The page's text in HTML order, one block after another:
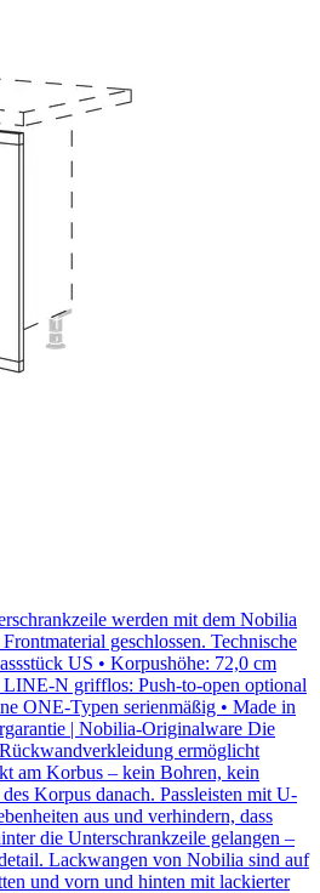
werden mit dem Nobilia
geschlossen. Technische
US • Korpushöhe: 72,0 cm
LINE-N grifflos: Push-to-open optional
ONE-Typen serienmäßig • Made in
| Nobilia-Originalware Die
ermöglicht
am Korbus – kein Bohren, kein
Korpus danach. Passleisten mit U-
aus und verhindern, dass
die Unterschrankzeile gelangen –
Lackwangen von Nobilia sind auf
und vorn und hinten mit lackierter